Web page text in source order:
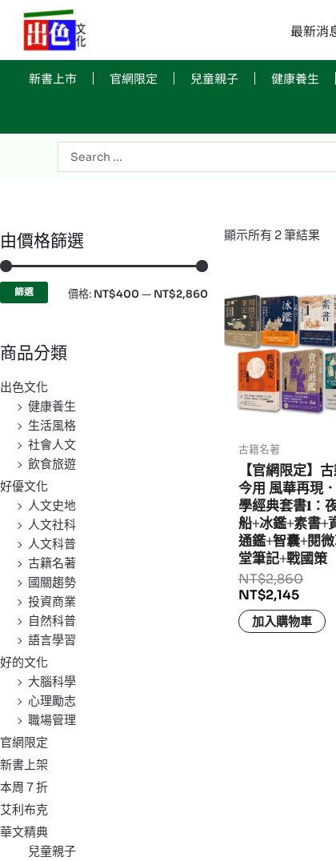
最新消
新書上市
官網限定 兒童親子 健康養生
Search
...
由價格篩選
低
高
篩選 價格: NT$400 — NT$2,860
商品分類
出色文化
健康養生
生活風格
社會人文
飲食旅遊
好優文化
人文史地
人文社科
人文科普
古籍名著
國關趨勢
投資商業
自然科普
語言學習
好的文化
大腦科學
心理勵志
職場管理
官網限定
新書上架
本周７折
艾利布克
華文精典
兒童親子
顯示所有 2 筆結果最
序
古籍名著
【官網限定】
今用 風華再現
學經典套書1：
船+冰鑑+素書+
通鑑+智囊+閱
堂筆記+戰國策
NT$2,860
NT$2,145
加入購物車